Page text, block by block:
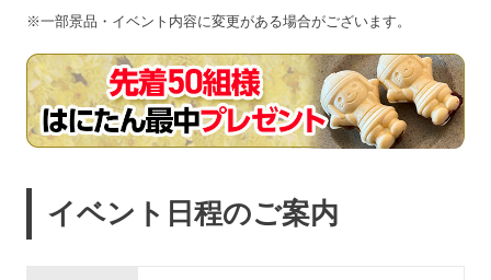
※一部景品・イベント内容に変更がある場合がございます。
イベント日程のご案内